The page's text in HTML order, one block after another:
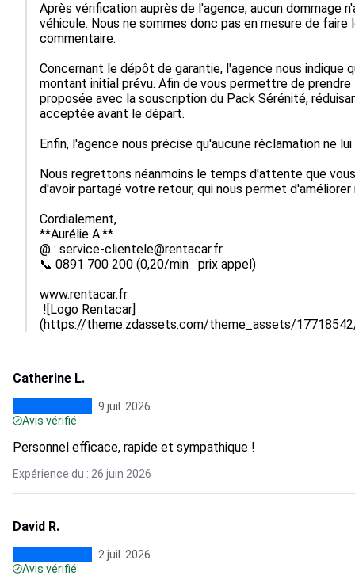
Après vérification auprès de l'agence, aucun
véhicule. Nous ne sommes donc pas en mesure de
commentaire.
Concernant le dépôt de garantie, l'agence nous
montant initial prévu. Afin de vous permettre de
proposée avec la souscription du Pack Sérénité,
acceptée avant le départ.
Enfin, l'agence nous précise qu'aucune réclamation ne
Nous regrettons néanmoins le temps d'attente que
d'avoir partagé votre retour, qui nous permet d'améliorer
Cordialement,
**Aurélie A.**
@ : service-clientele@rentacar.fr
📞 0891 700 200 (0,20/min   prix appel)
www.rentacar.fr
(https://theme.zdassets.com/theme_assets/
Catherine L.
9 juil. 2026
Avis vérifié
Personnel efficace, rapide et sympathique !
Expérience du : 26 juin 2026
David R.
2 juil. 2026
Avis vérifié